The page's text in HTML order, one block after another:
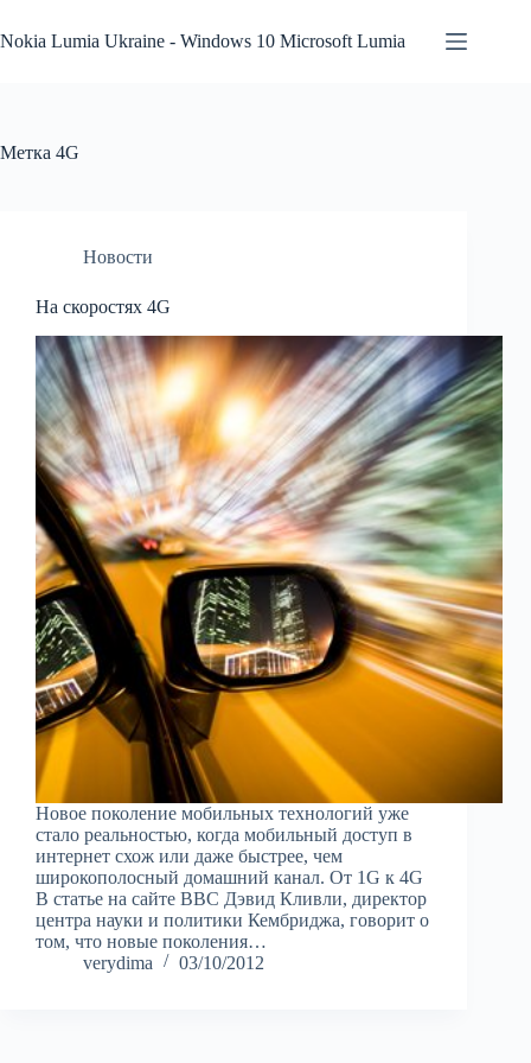
к
сути
Nokia Lumia Ukraine - Windows 10 Microsoft Lumia
Метка 4G
Новости
На скоростях 4G
Новое поколение мобильных технологий уже
стало реальностью, когда мобильный доступ в
интернет схож или даже быстрее, чем
широкополосный домашний канал. От 1G к 4G
В статье на сайте BBC Дэвид Кливли, директор
центра науки и политики Кембриджа, говорит о
том, что новые поколения…
verydima
03/10/2012